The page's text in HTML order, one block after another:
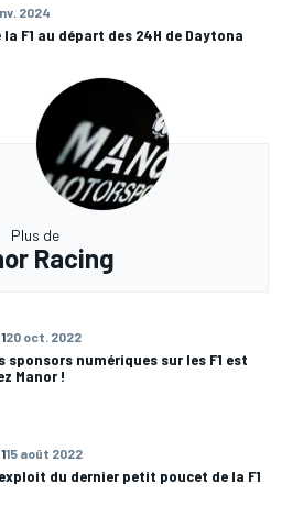
2024
la F1 au départ des 24H de Daytona
Plus de
Racing
20 oct. 2022
sponsors numériques sur les F1 est
Manor !
15 août 2022
du dernier petit poucet de la F1